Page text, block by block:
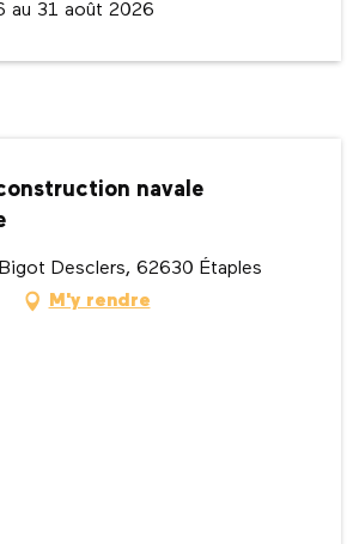
au 31 août 2026
navale
Desclers, 62630 Étaples
M'y rendre